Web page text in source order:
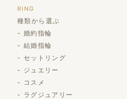
RING
種類から選ぶ
婚約指輪
結婚指輪
セットリング
ジュエリー
コスメ
ラグジュアリー